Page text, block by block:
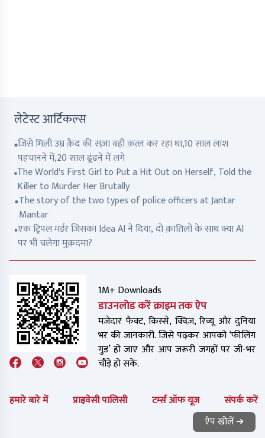
लेटेस्ट आर्टिकल्स
जिसे मिली उम्र क़ैद की सज़ा वही क़त्ल कर रहा था,10 साल लाश
पहचानने में,20 साल ढूंढने में लगे
The World's First Girl to Put a Hit Out on Herself, Told the
Killer to Murder Her Brutally
The story of the two types of police officers at Jantar
Mantar
एक ट्रिपल मर्डर जिसका Idea AI ने दिया, दो क़ातिलों के साथ क्या AI
पर भी चलेगा मुक़दमा?
1M+ Downloads
डाउनलोड करें क्राइम तक ऐप
मजेदार फैक्ट, किस्से, क्विज़, रिव्यू और दुनिया
भर की जानकारी. जिसे पढ़कर आपको ‘फीलिंग
गुड’ हो जाए और आप जरूरी जगहों पर जी-भर
चौड़े हो सकें.
हमारे बारे में प्राइवेसी पालिसी टर्म्स ऑफ यूज संपर्क करें
ऐप खोलें ➜